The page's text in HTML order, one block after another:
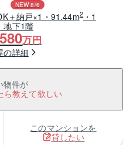
NEW 8/6
＋納戸×1・91.44m2・1
地下1階
万円
の詳細
物件が
ら教えて欲しい
このマンションを
貸したい